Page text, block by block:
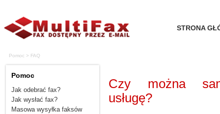
STRONA
Pomoc > FAQ
Pomoc
Jak odebrać fax?
Jak wysłać fax?
Masowa wysyłka faksów
Czy można
usługę?